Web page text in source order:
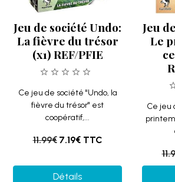
Jeu de société Undo:
La fièvre du trésor
(x1) REF/PFIE
Ce jeu de société "Undo, la
fièvre du trésor" est
coopératif,...
11.99€ 7.19€ TTC
Détails
Jeu
Le
Ce jeu